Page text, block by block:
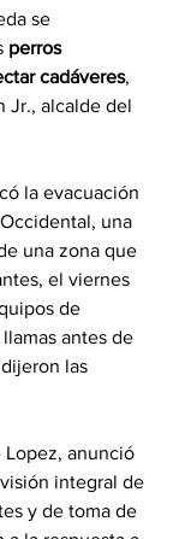
se
perros
cadáveres,
Jr., alcalde del
la evacuación
una
una zona que
el viernes
de
antes de
las
Lopez, anunció
integral de
y de toma de